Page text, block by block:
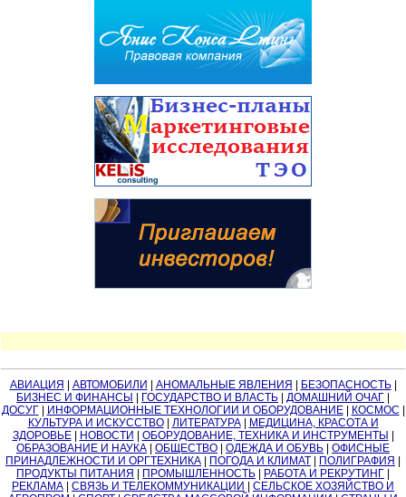
АВИАЦИЯ | АВТОМОБИЛИ | АНОМАЛЬНЫЕ ЯВЛЕНИЯ | БЕЗОПАСНОСТЬ|
БИЗНЕС И ФИНАНСЫ | ГОСУДАРСТВО И ВЛАСТЬ | ДОМАШНИЙ ОЧАГ |
ДОСУГ| ИНФОРМАЦИОННЫЕ ТЕХНОЛОГИИ И ОБОРУДОВАНИЕ| КОСМОС |
КУЛЬТУРА И ИСКУССТВО| ЛИТЕРАТУРА| МЕДИЦИНА, КРАСОТА И
ЗДОРОВЬЕ| НОВОСТИ | ОБОРУДОВАНИЕ, ТЕХНИКА И ИНСТРУМЕНТЫ |
ОБРАЗОВАНИЕ И НАУКА | ОБЩЕСТВО | ОДЕЖДА И ОБУВЬ | ОФИСНЫЕ
ПРИНАДЛЕЖНОСТИ И ОРГТЕХНИКА | ПОГОДА И КЛИМАТ | ПОЛИГРАФИЯ |
ПРОДУКТЫ ПИТАНИЯ | ПРОМЫШЛЕННОСТЬ | РАБОТА И РЕКРУТИНГ |
РЕКЛАМА | СВЯЗЬ И ТЕЛЕКОММУНИКАЦИИ | СЕЛЬСКОЕ ХОЗЯЙСТВО И